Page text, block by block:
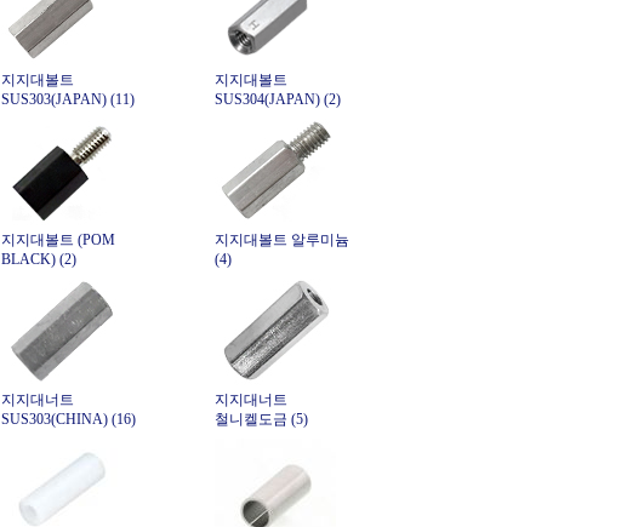
지지대볼트
SUS303(JAPAN) (11)
지지대볼트
SUS304(JAPAN) (2)
지지대볼트 (POM
BLACK) (2)
지지대볼트 알루미늄
(4)
지지대너트
SUS303(CHINA) (16)
지지대너트
철니켈도금 (5)